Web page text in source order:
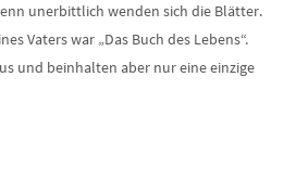
unerbittlich wenden sich die Blätter.
Vaters war „Das Buch des Lebens“.
und beinhalten aber nur eine einzige